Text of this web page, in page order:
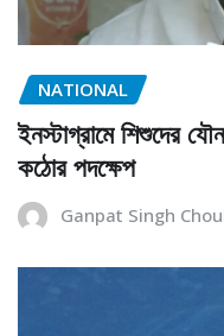
NATIONAL
ইনস্টাগ্রামে শিশুদের
কঠোর পদক্ষেপ
Ganpat Singh